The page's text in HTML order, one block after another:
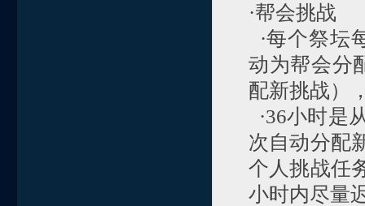
·帮会挑战
·每个祭坛
动为帮会分
配新挑战）
·36小时是
次自动分配
个人挑战任
小时内尽量